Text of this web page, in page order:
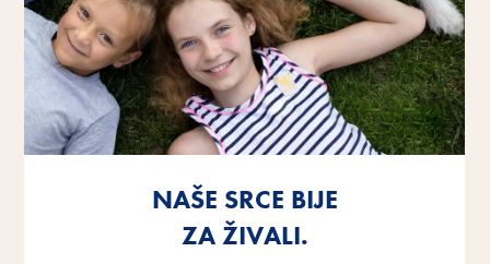
NAŠE SRCE BIJE
ZA ŽIVALI.
NAŠE SRCE BIJE
ZA ŽIVALI.
NAŠE SRCE BIJE
ZA ŽIVALI.